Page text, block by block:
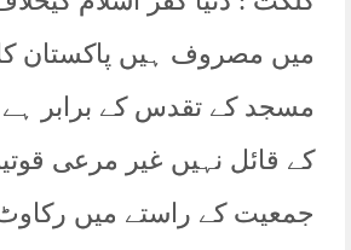
میں مصروف ہیں پاکستان
مسجد کے تقدس کے برابر ہے
کے قائل نہیں غیر مرعی
جمعیت کے راستے میں